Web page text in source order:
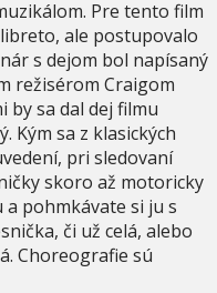
Pre tento film
ale postupovalo
s dejom bol napísaný
režisérom Craigom
by sa dal dej filmu
Kým sa z klasických
pri sledovaní
skoro až motoricky
a pohmkávate si ju s
či už celá, alebo
Choreografie sú